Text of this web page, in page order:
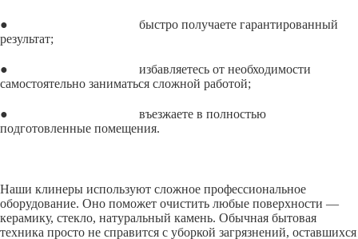
● быстро получаете гарантированный
результат;
● избавляетесь от необходимости
самостоятельно заниматься сложной работой;
● въезжаете в полностью
подготовленные помещения.
Наши клинеры используют сложное профессиональное
оборудование. Оно поможет очистить любые поверхности —
керамику, стекло, натуральный камень. Обычная бытовая
техника просто не справится с уборкой загрязнений, оставшихся